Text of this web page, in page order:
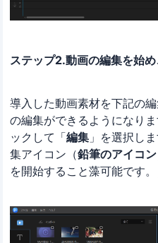
ステップ2.動画の編集を始
導入した動画素材を下記の
の編集ができるようになり
ックして「編集 」を選択し
集アイコン（鉛筆のアイコン
を開始すること藻可能です。